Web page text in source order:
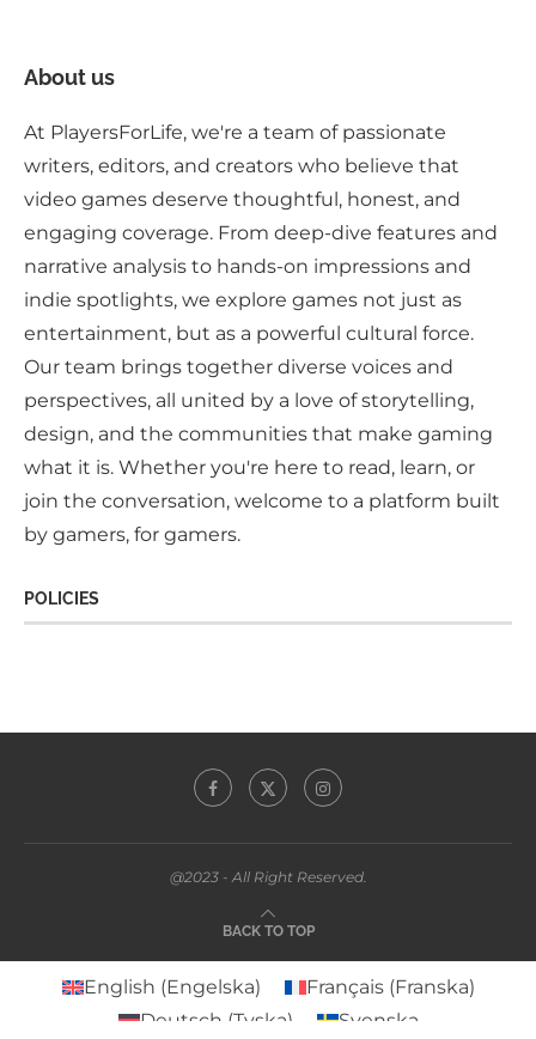
About us
At PlayersForLife, we're a team of passionate
writers, editors, and creators who believe that
video games deserve thoughtful, honest, and
engaging coverage. From deep-dive features and
narrative analysis to hands-on impressions and
indie spotlights, we explore games not just as
entertainment, but as a powerful cultural force.
Our team brings together diverse voices and
perspectives, all united by a love of storytelling,
design, and the communities that make gaming
what it is. Whether you're here to read, learn, or
join the conversation, welcome to a platform built
by gamers, for gamers.
POLICIES
@2023 - All Right Reserved.
BACK TO TOP
English (Engelska) Français(Franska)
Deutsch (Tyska) Svenska